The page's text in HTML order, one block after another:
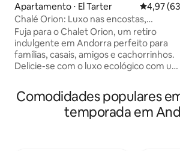
Apartamento ⋅ El Tarter 4,97 de
4,97
Chalé Orion: Luxo nas encostas,
academia, sauna, piscina
Fuja para o Chalet Orion, um retiro
indulgente em Andorra perfeito para
famílias, casais, amigos e cachorrinhos.
Delicie-se com o luxo ecológico com um
moderno e comodidades premium:
piscina, spa, academia e vistas
inspiradoras para a montanha. Ideal para
trabalho, com configuração avançada de
Comodidades populares
temporada em